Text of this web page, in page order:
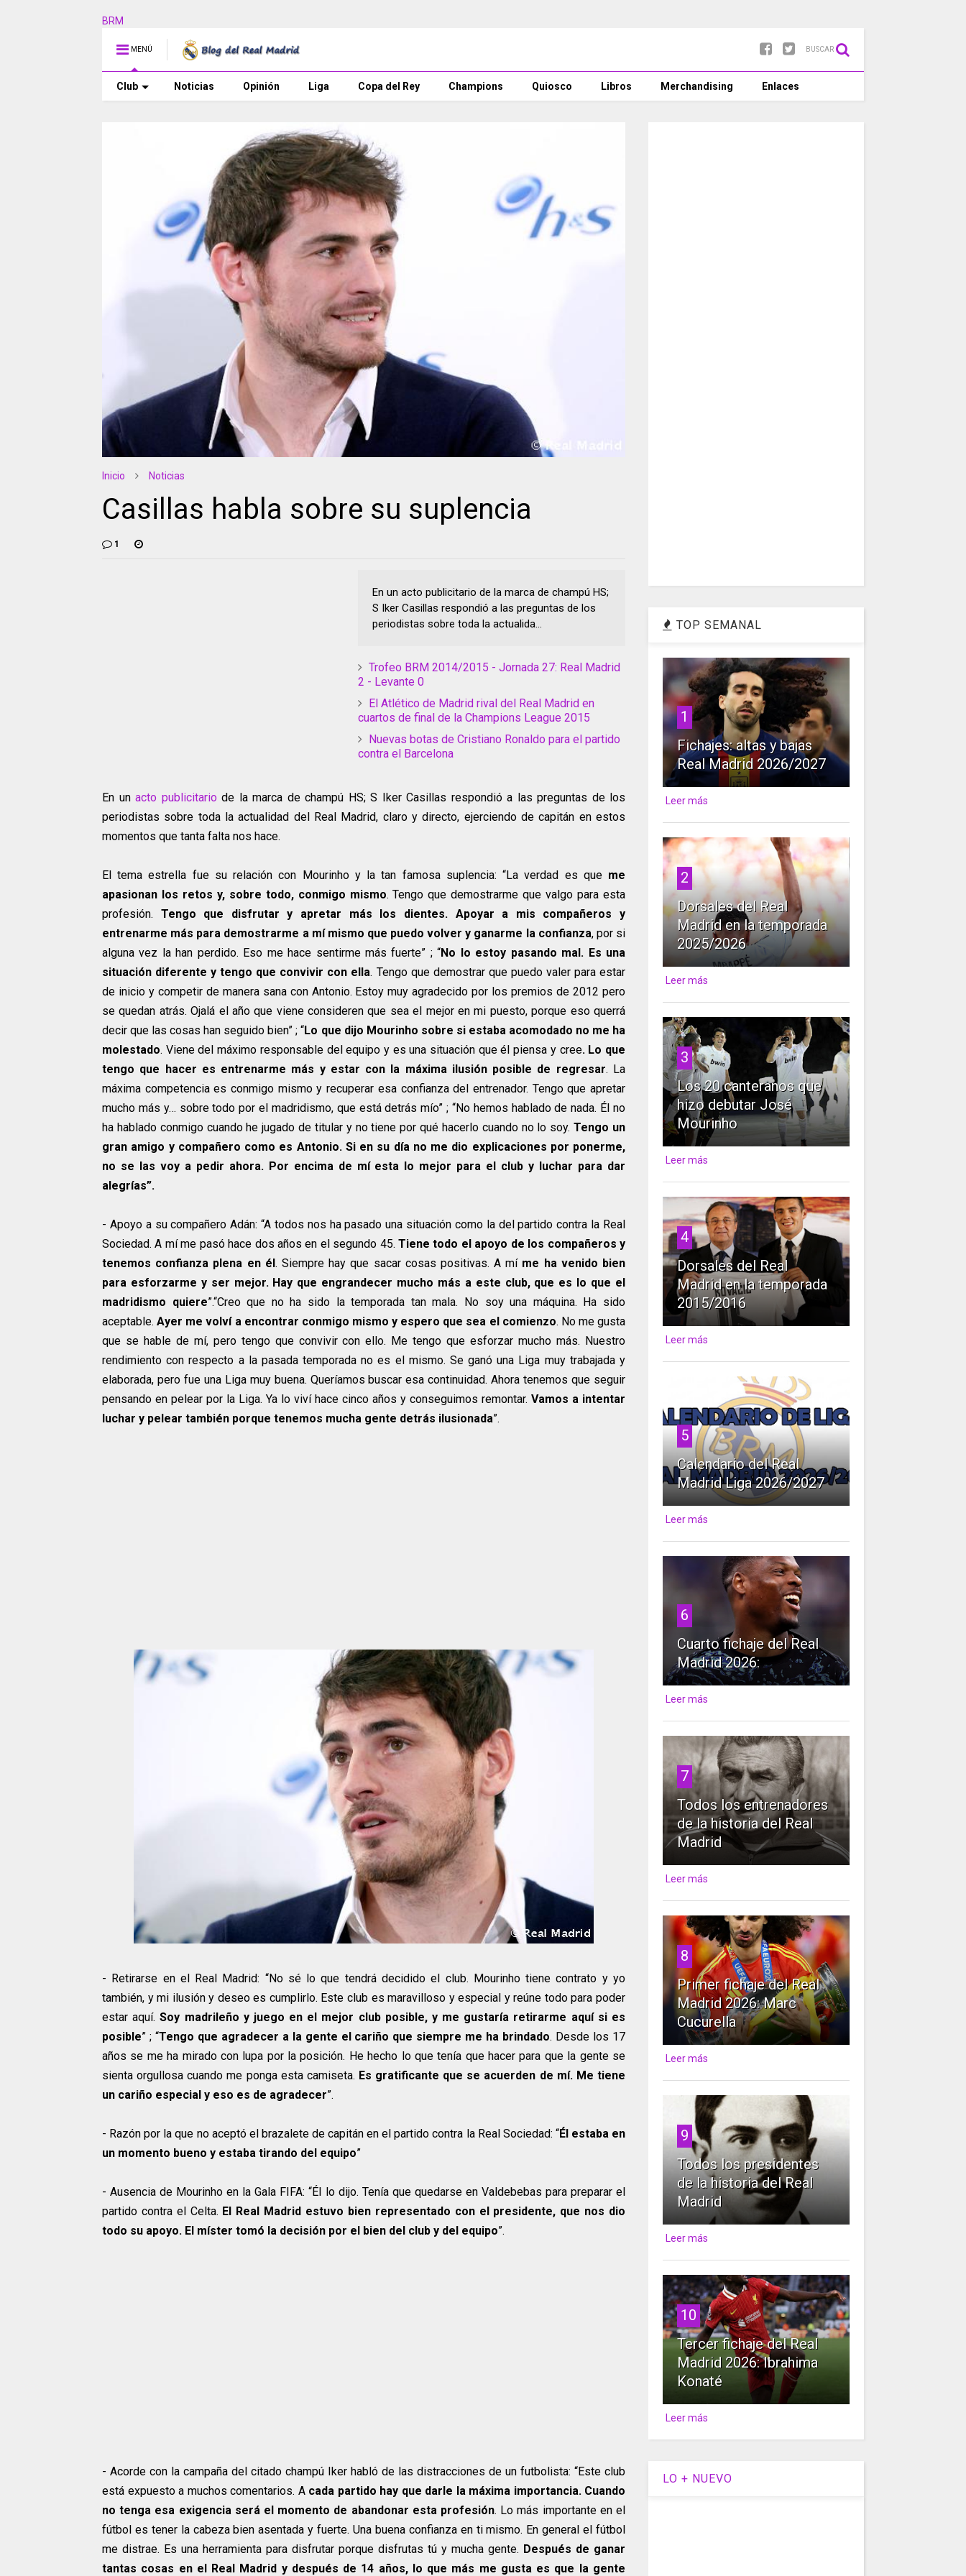
BRM
MENÚ BUSCAR
Club Noticias Opinión Liga Copa del Rey Champions Quiosco Libros Merchandising Enlaces
Inicio Noticias
Casillas habla sobre su suplencia
1
En un acto publicitario de la marca de champú HS;
S Iker Casillas respondió a las preguntas de los
periodistas sobre toda la actualida...
Trofeo BRM 2014/2015 - Jornada 27: Real Madrid
2 - Levante 0
El Atlético de Madrid rival del Real Madrid en
cuartos de final de la Champions League 2015
Nuevas botas de Cristiano Ronaldo para el partido
contra el Barcelona
En un acto publicitariode la marca de champú HS; S Iker Casillas respondió a las preguntas de los
periodistas sobre toda la actualidad del Real Madrid, claro y directo, ejerciendo de capitán en estos
momentos que tanta falta nos hace.
El tema estrella fue su relación con Mourinho y la tan famosa suplencia: “La verdad es que me
apasionan los retos y, sobre todo, conmigo mismo. Tengo que demostrarme que valgo para esta
profesión. Tengo que disfrutar y apretar más los dientes. Apoyar a mis compañeros y
entrenarme más para demostrarme a mí mismo que puedo volver y ganarme la confianza, por si
alguna vez la han perdido. Eso me hace sentirme más fuerte” ; “No lo estoy pasando mal. Es una
situación diferente y tengo que convivir con ella. Tengo que demostrar que puedo valer para estar
de inicio y competir de manera sana con Antonio. Estoy muy agradecido por los premios de 2012 pero
se quedan atrás. Ojalá el año que viene consideren que sea el mejor en mi puesto, porque eso querrá
decir que las cosas han seguido bien” ; “Lo que dijo Mourinho sobre si estaba acomodado no me ha
molestado. Viene del máximo responsable del equipo y es una situación que él piensa y cree. Lo que
tengo que hacer es entrenarme más y estar con la máxima ilusión posible de regresar. La
máxima competencia es conmigo mismo y recuperar esa confianza del entrenador. Tengo que apretar
mucho más y… sobre todo por el madridismo, que está detrás mío” ; “No hemos hablado de nada. Él no
ha hablado conmigo cuando he jugado de titular y no tiene por qué hacerlo cuando no lo soy.Tengo un
gran amigo y compañero como es Antonio. Si en su día no me dio explicaciones por ponerme,
no se las voy a pedir ahora. Por encima de mí esta lo mejor para el club y luchar para dar
alegrías”.
- Apoyo a su compañero Adán: “A todos nos ha pasado una situación como la del partido contra la Real
Sociedad. A mí me pasó hace dos años en el segundo 45. Tiene todo el apoyo de los compañeros y
tenemos confianza plena en él. Siempre hay que sacar cosas positivas. A mí me ha venido bien
para esforzarme y ser mejor. Hay que engrandecer mucho más a este club, que es lo que el
madridismo quiere”.“Creo que no ha sido la temporada tan mala. No soy una máquina. Ha sido
aceptable.Ayer me volví a encontrar conmigo mismo y espero que sea el comienzo. No me gusta
que se hable de mí, pero tengo que convivir con ello. Me tengo que esforzar mucho más. Nuestro
rendimiento con respecto a la pasada temporada no es el mismo. Se ganó una Liga muy trabajada y
elaborada, pero fue una Liga muy buena. Queríamos buscar esa continuidad. Ahora tenemos que seguir
pensando en pelear por la Liga. Ya lo viví hace cinco años y conseguimos remontar. Vamos a intentar
luchar y pelear también porque tenemos mucha gente detrás ilusionada”.
- Retirarse en el Real Madrid: “No sé lo que tendrá decidido el club. Mourinho tiene contrato y yo
también, y mi ilusión y deseo es cumplirlo. Este club es maravilloso y especial y reúne todo para poder
estar aquí.Soy madrileño y juego en el mejor club posible, y me gustaría retirarme aquí si es
posible” ; “Tengo que agradecer a la gente el cariño que siempre me ha brindado. Desde los 17
años se me ha mirado con lupa por la posición. He hecho lo que tenía que hacer para que la gente se
sienta orgullosa cuando me ponga esta camiseta. Es gratificante que se acuerden de mí. Me tiene
un cariño especial y eso es de agradecer”.
- Razón por la que no aceptó el brazalete de capitán en el partido contra la Real Sociedad: “Él estaba en
un momento bueno y estaba tirando del equipo”
- Ausencia de Mourinho en la Gala FIFA: “Él lo dijo. Tenía que quedarse en Valdebebas para preparar el
partido contra el Celta. El Real Madrid estuvo bien representado con el presidente, que nos dio
todo su apoyo. El míster tomó la decisión por el bien del club y del equipo”.
- Acorde con la campaña del citado champú Iker habló de las distracciones de un futbolista: “Este club
está expuesto a muchos comentarios. A cada partido hay que darle la máxima importancia. Cuando
no tenga esa exigencia será el momento de abandonar esta profesión. Lo más importante en el
fútbol es tener la cabeza bien asentada y fuerte. Una buena confianza en ti mismo. En general el fútbol
me distrae. Es una herramienta para disfrutar porque disfrutas tú y mucha gente. Después de ganar
tantas cosas en el Real Madrid y después de 14 años, lo que más me gusta es que la gente
TOP SEMANAL
1
Fichajes: altas y bajas
Real Madrid 2026/2027
Leer más
2
Dorsales del Real
Madrid en la temporada
2025/2026
Leer más
3
Los 20 canteranos que
hizo debutar José
Mourinho
Leer más
4
Dorsales del Real
Madrid en la temporada
2015/2016
Leer más
5
Calendario del Real
Madrid Liga 2026/2027
Leer más
6
Cuarto fichaje del Real
Madrid 2026:
Leer más
7
Todos los entrenadores
de la historia del Real
Madrid
Leer más
8
Primer fichaje del Real
Madrid 2026: Marc
Cucurella
Leer más
9
Todos los presidentes
de la historia del Real
Madrid
Leer más
10
Tercer fichaje del Real
Madrid 2026: Ibrahima
Konaté
Leer más
LO + NUEVO